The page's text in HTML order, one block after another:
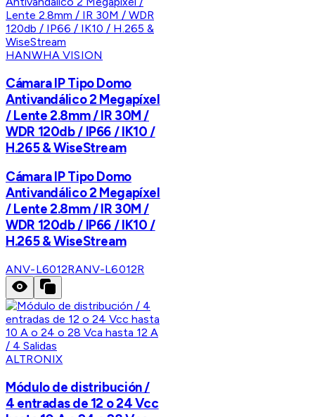
HANWHA VISION
Cámara IP Tipo Domo
Antivandálico 2 Megapíxel
/ Lente 2.8mm / IR 30M /
WDR 120db / IP66 / IK10 /
H.265 & WiseStream
Cámara IP Tipo Domo
Antivandálico 2 Megapíxel
/ Lente 2.8mm / IR 30M /
WDR 120db / IP66 / IK10 /
H.265 & WiseStream
ANV-L6012RANV-L6012R
ALTRONIX
Módulo de distribución /
4 entradas de 12 o 24 Vcc